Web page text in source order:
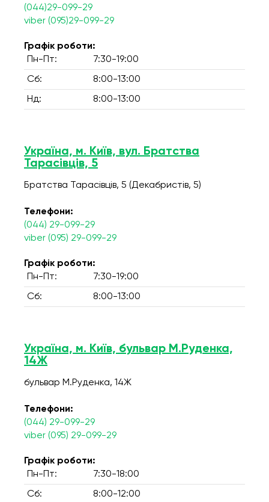
(044)29-099-29
viber (095)29-099-29
Графік роботи:
Пн-Пт:
7:30-19:00
Сб: 8:00-13:00
Нд: 8:00-13:00
Україна, м. Київ, вул. Братства
Тарасівців, 5
Братства Тарасівців, 5 (Декабристів, 5)
Телефони:
(044) 29-099-29
viber (095) 29-099-29
Графік роботи:
Пн-Пт:
7:30-19:00
Сб: 8:00-13:00
Україна, м. Київ, бульвар М.Руденка,
14Ж
бульвар М.Руденка, 14Ж
Телефони:
(044) 29-099-29
viber (095) 29-099-29
Графік роботи:
Пн-Пт:
7:30-18:00
Сб: 8:00-12:00